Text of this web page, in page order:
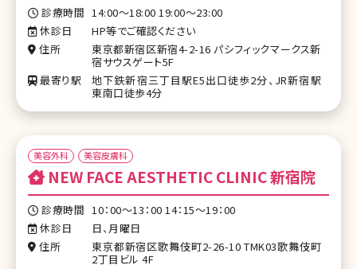
診療時間 14:00～18:00 19:00〜23:00
休診日
HP等でご確認ください
住所
東京都新宿区新宿4-2-16 パシフィックマークス新
宿サウスゲート5F
最寄り駅
地下鉄新宿三丁目駅E5出口徒歩2分、JR新宿駅
東南口徒歩4分
美容外科 美容皮膚科
NEW FACE AESTHETIC CLINIC 新宿院
診療時間 10：00〜13：00 14：15〜19：00
休診日
日、月曜日
住所
東京都新宿区歌舞伎町2-26-10 TMK03歌舞伎町
2丁目ビル 4F